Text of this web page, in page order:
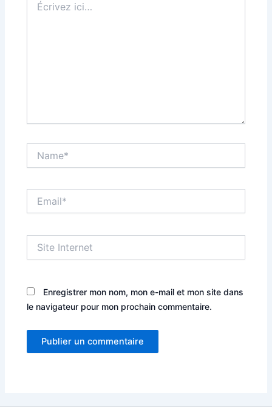
ici…
Internet
Enregistrer mon nom, mon e-mail et mon site dans
le navigateur pour mon prochain commentaire.